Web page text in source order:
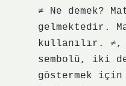
≠ Ne demek?
gelmektedir.
kullanılır. ≠,
sembolü, iki
göstermek